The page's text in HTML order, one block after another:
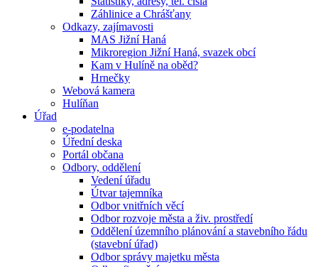
Záhlinice a Chrášťany
Odkazy, zajímavosti
MAS Jižní Haná
Mikroregion Jižní Haná, svazek obcí
Kam v Hulíně na oběd?
Hrnečky
Webová kamera
Hulíňan
Úřad
e-podatelna
Úřední deska
Portál občana
Odbory, oddělení
Vedení úřadu
Útvar tajemníka
Odbor vnitřních věcí
Odbor rozvoje města a živ. prostředí
Oddělení územního plánování a stavebního řádu
(stavební úřad)
Odbor správy majetku města